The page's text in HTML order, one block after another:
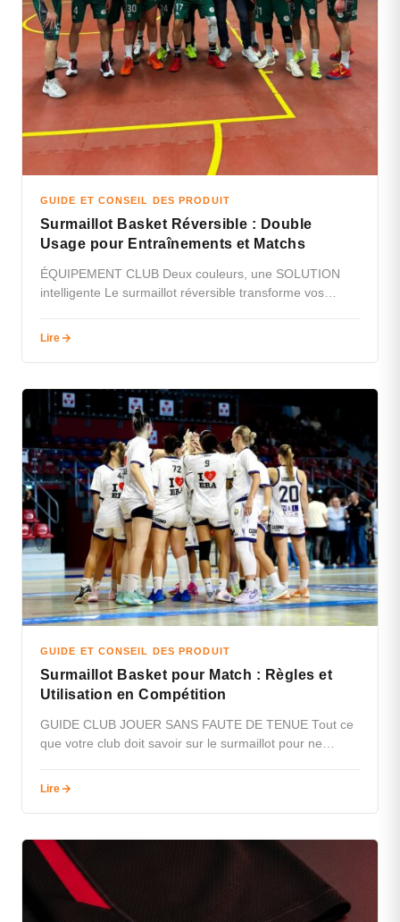
GUIDE ET CONSEIL DES PRODUIT
Surmaillot Basket Réversible : Double
Usage pour Entraînements et Matchs
ÉQUIPEMENT CLUB Deux couleurs, une SOLUTION
intelligente Le surmaillot réversible transforme vos
Lire
GUIDE ET CONSEIL DES PRODUIT
Surmaillot Basket pour Match : Règles et
Utilisation en Compétition
GUIDE CLUB JOUER SANS FAUTE DE TENUE Tout ce
que votre club doit savoir sur le surmaillot pour ne
Lire